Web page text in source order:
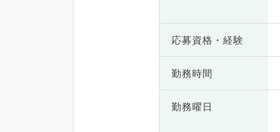
応募資格・ 経験
勤務時間
勤務曜日